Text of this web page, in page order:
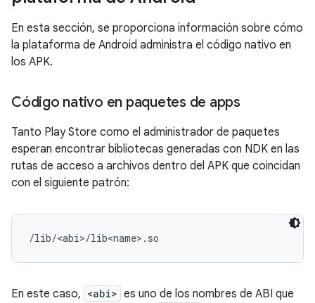
En esta sección, se proporciona información sobre cómo
la plataforma de Android administra el código nativo en
los APK.
Código nativo en paquetes de apps
Tanto Play Store como el administrador de paquetes
esperan encontrar bibliotecas generadas con NDK en las
rutas de acceso a archivos dentro del APK que coincidan
con el siguiente patrón:
En este caso, <abi> es uno de los nombres de ABI que